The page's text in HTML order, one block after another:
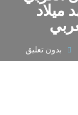
ميلاد
بدون تعليق